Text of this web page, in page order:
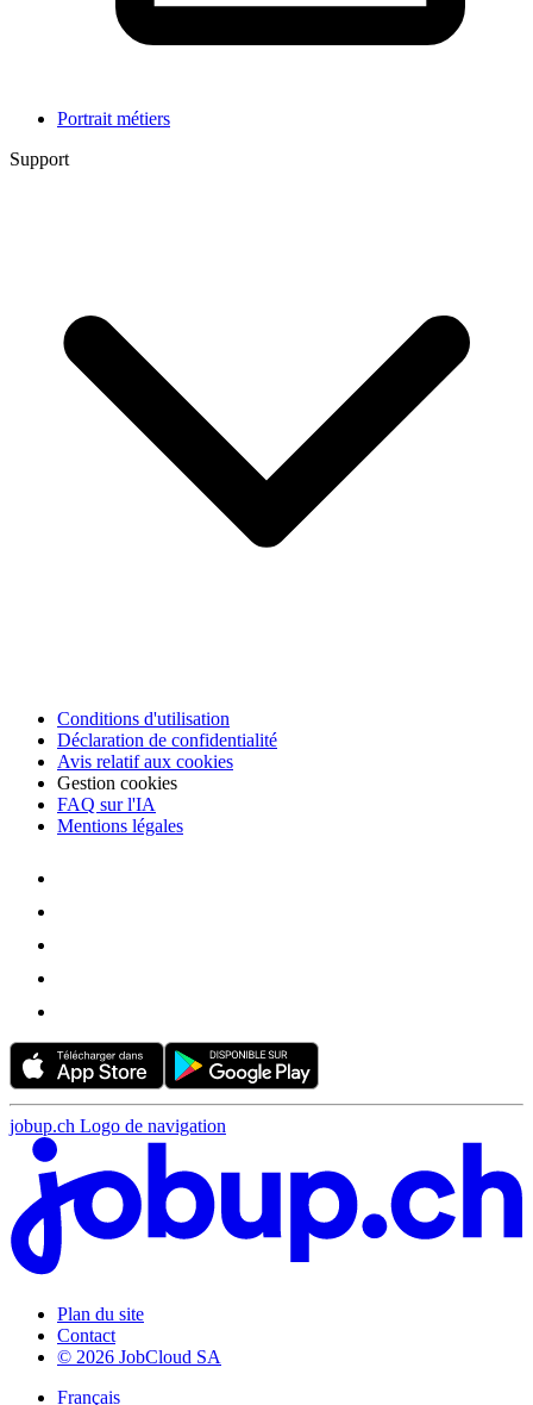
Portrait métiers
Support
Conditions d'utilisation
Déclaration de confidentialité
Avis relatif aux cookies
Gestion cookies
FAQ sur l'IA
Mentions légales
jobup.ch Logo de navigation
Plan du site
Contact
© 2026 JobCloud SA
Français